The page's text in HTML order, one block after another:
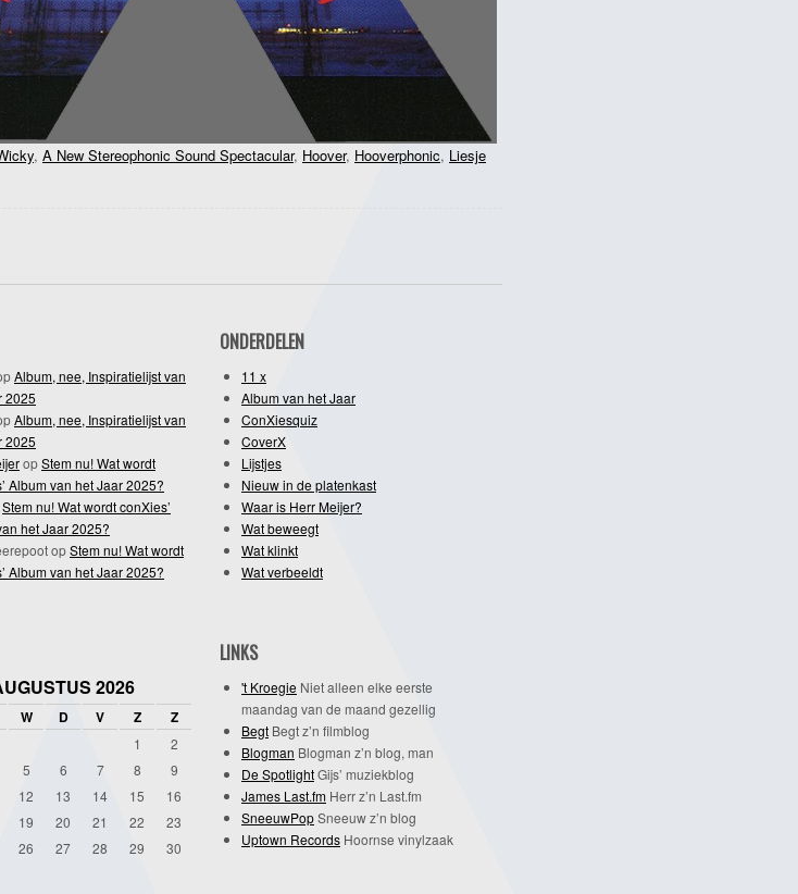
, A New Stereophonic Sound Spectacular, Hoover, Hooverphonic, Liesje
Album, nee, Inspiratielijst van
2025
Album, nee, Inspiratielijst van
2025
opStem nu! Wat wordt
Album van het Jaar 2025?
Stem nu! Wat wordt conXies’
het Jaar 2025?
opStem nu! Wat wordt
Album van het Jaar 2025?
ONDERDELEN
11 x
Album van het Jaar
ConXiesquiz
CoverX
Lijstjes
Nieuw in de platenkast
Waar is Herr Meijer?
Wat beweegt
Wat klinkt
Wat verbeeldt
2026
W D V Z Z
1
2
5 6 7 8
9
12 13 14 15
16
19 20 21 22
23
26 27 28 29
30
LINKS
't Kroegie Niet alleen elke eerste
maandag van de maand gezellig
Begt Begt z’n filmblog
Blogman Blogman z’n blog, man
De SpotlightGijs’ muziekblog
James Last.fm Herr z’n Last.fm
SneeuwPopSneeuw z’n blog
Uptown Records Hoornse vinylzaak